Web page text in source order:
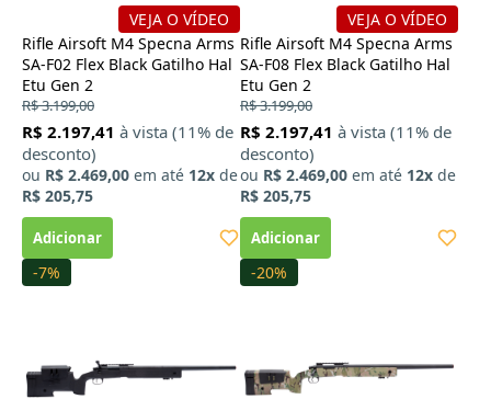
VEJA O VÍDEO
Rifle Airsoft M4 Specna Arms
SA-F02 Flex Black Gatilho Hal
Etu Gen 2
R$ 3.199,00
R$ 2.197,41 à vista (11% de
desconto)
ou R$ 2.469,00 em até 12x de
R$ 205,75
VEJA O VÍDEO
Rifle Airsoft M4 Specna Arms
SA-F08 Flex Black Gatilho Hal
Etu Gen 2
R$ 3.199,00
R$ 2.197,41 à vista (11% de
desconto)
ou R$ 2.469,00 em até 12x de
R$ 205,75
-7% -20%